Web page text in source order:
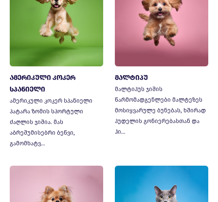
ამერიკული კოკერ
სპანიელი
ამერიკული კოკერ სპანიელი
პატარა ზომის სპორტული
ძაღლის ჯიშია. მას
აბრეშუმისებრი ბეწვი,
გამომხატვ…
მალტიპუ
მალტიპუს ჯიშის
წარმომადგენლები მალტეზეს
მოსიყვარულე ბუნებას, ხშირად
პუდელის გონიერებასთან და
ჰი…